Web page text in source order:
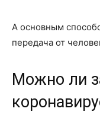
А основным
передача от
Можно ли